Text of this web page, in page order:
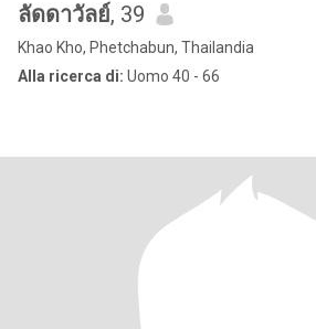
ลัดดาวัลย์, 39
Khao Kho, Phetchabun, Thailandia
Alla ricerca di: Uomo 40 - 66